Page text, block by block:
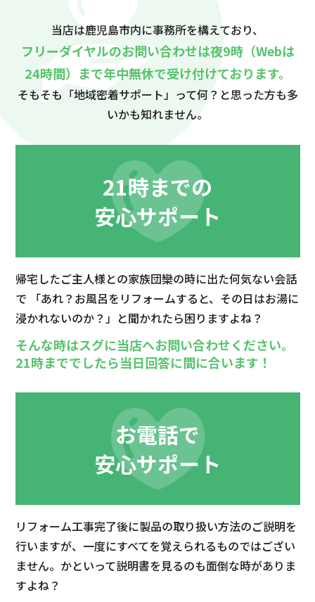
当店は鹿児島市内に事務所を構えており、
フリーダイヤルのお問い合わせは夜9時（Webは
24時間）まで年中無休で受け付けております。
そもそも「地域密着サポート」って何？と思った方も多
いかも知れません。
21時までの
安心サポート
帰宅したご主人様との家族団欒の時に出た何気ない会話
で 「あれ？お風呂をリフォームすると、その日はお湯に
浸かれないのか？」 と聞かれたら困りますよね？
そんな時はスグに当店へお問い合わせください。
21時まででしたら当日回答に間に合います！
お電話で
安心サポート
リフォーム工事完了後に製品の取り扱い方法のご説明を
行いますが、一度にすべてを覚えられるものではござい
ません。かといって説明書を見るのも面倒な時がありま
すよね？